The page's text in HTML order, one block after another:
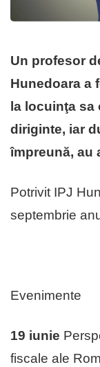
Un profesor
Hunedoara a
la locuinţa sa
diriginte, iar
împreună, au
Potrivit IPJ
septembrie
Evenimente
19 iunie
fiscale ale